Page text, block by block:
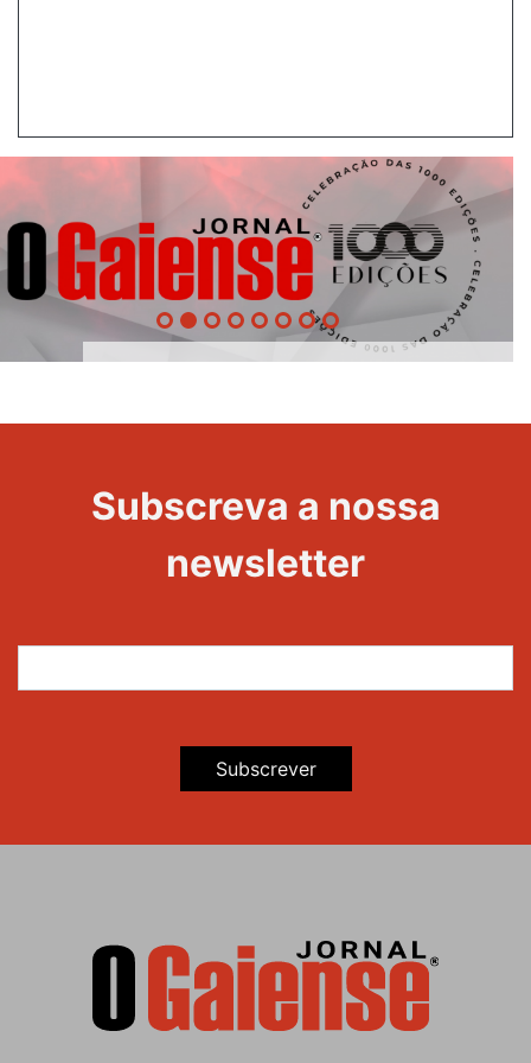
Evento
Subscreva a nossa
newsletter
Subscrever